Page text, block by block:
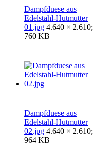
Dampfduese aus
Edelstahl-Hutmutter
01.jpg 4.640 × 2.610;
760 KB
Dampfduese aus
Edelstahl-Hutmutter
02.jpg 4.640 × 2.610;
964 KB